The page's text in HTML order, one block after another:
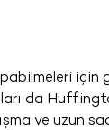
için
da
ve uzun